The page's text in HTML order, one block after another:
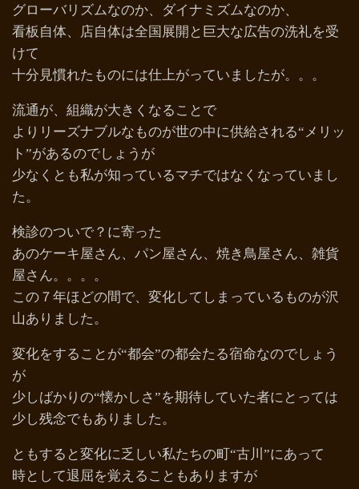
グローバリズムなのか、ダイナミズムなのか、
看板自体、店自体は全国展開と巨大な広告の洗礼を受
けて
十分見慣れたものには仕上がっていましたが。。。
流通が、組織が大きくなることで
よりリーズナブルなものが世の中に供給される“メリッ
ト”があるのでしょうが
少なくとも私が知っているマチではなくなっていまし
た。
検診のついで？に寄った
あのケーキ屋さん、パン屋さん、焼き鳥屋さん、雑貨
屋さん。。。。
この７年ほどの間で、変化してしまっているものが沢
山ありました。
変化をすることが“都会”の都会たる宿命なのでしょう
が
少しばかりの“懐かしさ”を期待していた者にとっては
少し残念でもありました。
ともすると変化に乏しい私たちの町“古川”にあって
時として退屈を覚えることもありますが